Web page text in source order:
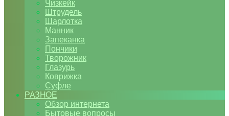
Чизкейк
Штрудель
Шарлотка
Манник
Запеканка
Пончики
Творожник
Глазурь
Коврижка
Суфле
РАЗНОЕ
Обзор интернета
Бытовые вопросы